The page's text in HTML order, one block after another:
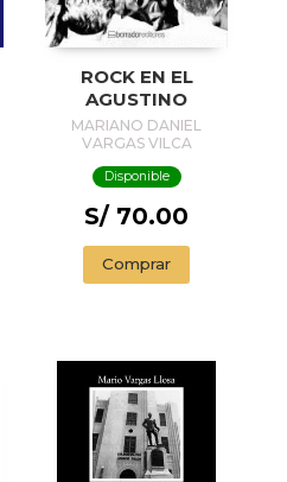
ROCK EN EL
AGUSTINO
MARIANO DANIEL
VARGAS VILCA
Disponible
S/ 70.00
Comprar